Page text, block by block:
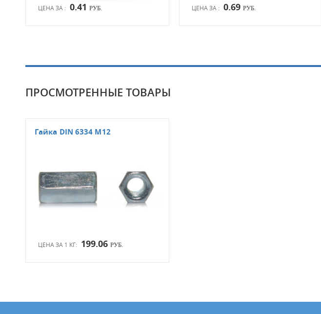
ЦЕНА ЗА : 0.41 РУБ. ЦЕНА ЗА : 0.69 РУБ.
ПРОСМОТРЕННЫЕ ТОВАРЫ
ЦЕНА ЗА 1 КГ: 199.06 РУБ.
Гайка DIN 6334 М12